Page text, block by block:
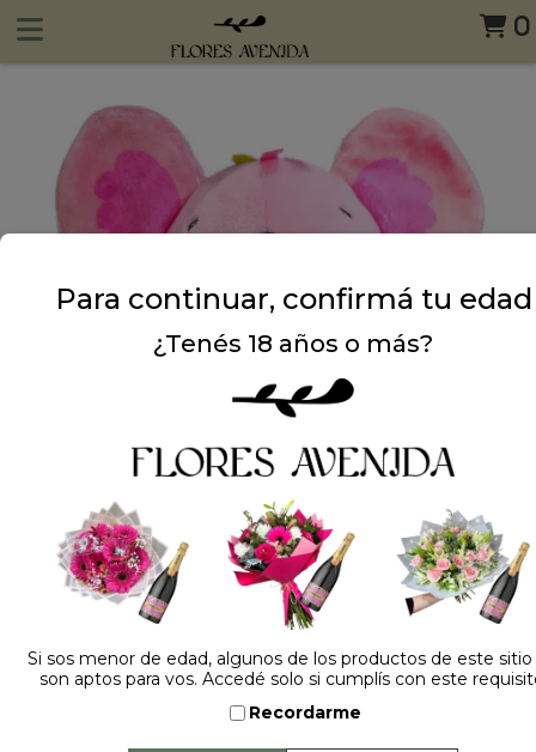
0
Dejá tu opinión
Cantidad:
Para continuar, confirmá tu edad
¿Tenés 18 años o más?
Si sos menor de edad, algunos de los productos de este
son aptos para vos. Accedé solo si cumplís con este
Recordarme